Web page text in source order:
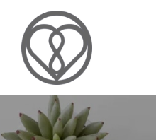
content
Flow Home